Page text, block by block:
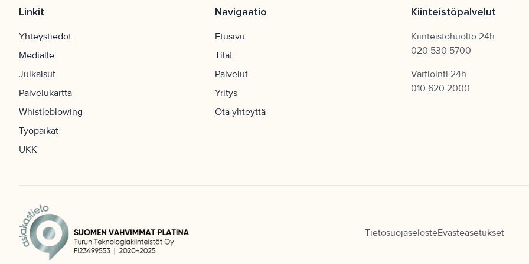
Linkit
Yhteystiedot
Medialle
Julkaisut
Palvelukartta
Whistleblowing
Työpaikat
UKK
Navigaatio
Etusivu
Tilat
Palvelut
Yritys
Ota yhteyttä
Kiinteistöpalvelut
Kiinteistöhuolto 24h
020 530 5700
Vartiointi 24h
010 620 2000
TietosuojaselosteEvästeasetukset